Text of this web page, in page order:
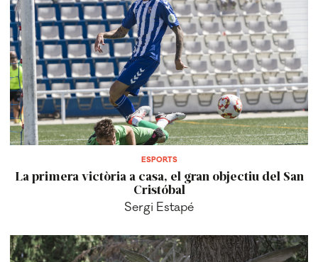
ESPORTS
La primera victòria a casa, el gran objectiu del San
Cristóbal
Sergi Estapé